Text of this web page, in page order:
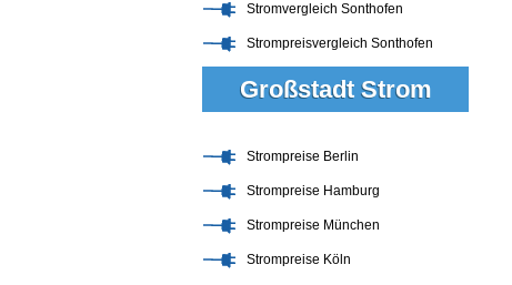
Stromvergleich Sonthofen
Strompreisvergleich Sonthofen
Großstadt Strom
Strompreise Berlin
Strompreise Hamburg
Strompreise München
Strompreise Köln